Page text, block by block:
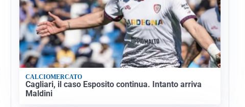
CALCIOMERCATO
Cagliari, il caso Esposito continua. Intanto arriva
Maldini